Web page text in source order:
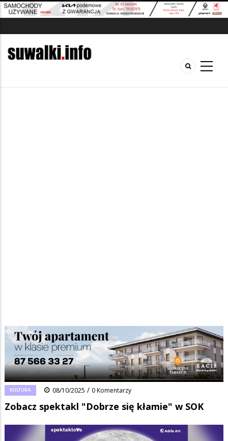
Ścieżka
nawigacyjna
Strona główna/Wiadomości/Kultura
Zobacz spektakl "Dobrze się kłamie" w SOK
FacebookPinterestTumblr
0 Reddit Share
KULTURA 08/10/2025 / 0 Komentarzy
Zobacz spektakl "Dobrze się kłamie" w SOK